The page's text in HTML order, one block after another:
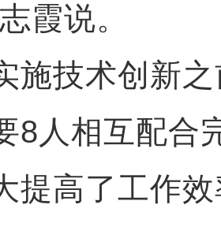
霞说。
技术创新之
8人相互配合
提高了工作